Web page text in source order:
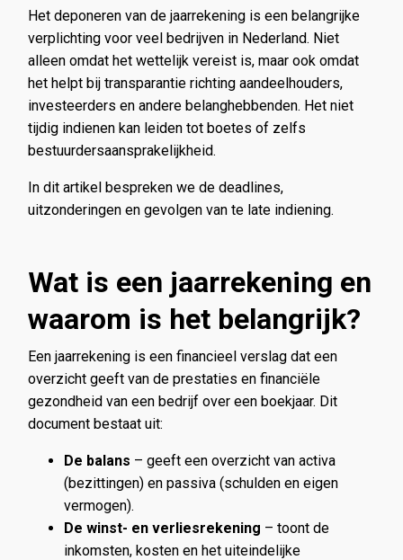
Het deponeren van de jaarrekening is een belangrijke
verplichting voor veel bedrijven in Nederland. Niet
alleen omdat het wettelijk vereist is, maar ook omdat
het helpt bij transparantie richting aandeelhouders,
investeerders en andere belanghebbenden. Het niet
tijdig indienen kan leiden tot boetes of zelfs
bestuurdersaansprakelijkheid.
In dit artikel bespreken we de deadlines,
uitzonderingen en gevolgen van te late indiening.
Wat is een jaarrekening en
waarom is het belangrijk?
Een jaarrekening is een financieel verslag dat een
overzicht geeft van de prestaties en financiële
gezondheid van een bedrijf over een boekjaar. Dit
document bestaat uit:
De balans – geeft een overzicht van activa
(bezittingen) en passiva (schulden en eigen
vermogen).
De winst- en verliesrekening – toont de
inkomsten, kosten en het uiteindelijke